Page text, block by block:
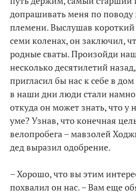
допрашивать меня по поводу
племени. Выслушав
семи коленах, он заключил,
родные сваты. Произойди
несколько десятилетий
пригласил бы нас к себе в
в наши дни люди стали
откуда он может знать, что у
уме? Узнав, что конечная
велопробега – мавзолей
дед выразил одобрение.
– Хорошо, что вы этим
похвалил он нас. – Вам еще